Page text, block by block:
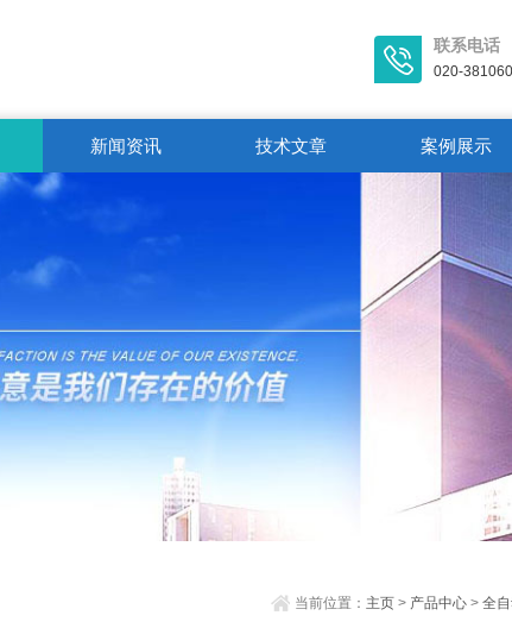
联系电话
020-
新闻资讯 技术文章 案例展示
当前位置： 主页> 产品中心> 全